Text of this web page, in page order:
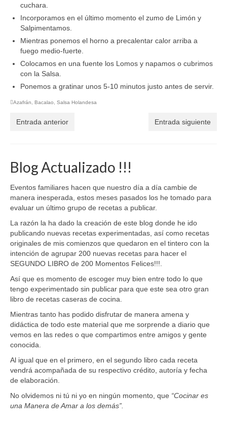
cuchara.
Incorporamos en el último momento el zumo de Limón y
Salpimentamos.
Mientras ponemos el horno a precalentar calor arriba a
fuego medio-fuerte.
Colocamos en una fuente los Lomos y napamos o cubrimos
con la Salsa.
Ponemos a gratinar unos 5-10 minutos justo antes de servir.
Azafrán, Bacalao, Salsa Holandesa
Entrada anterior Entrada siguiente
Blog Actualizado !!!
Eventos familiares hacen que nuestro día a día cambie de
manera inesperada, estos meses pasados los he tomado para
evaluar un último grupo de recetas a publicar.
La razón la ha dado la creación de este blog donde he ido
publicando nuevas recetas experimentadas, así como recetas
originales de mis comienzos que quedaron en el tintero con la
intención de agrupar 200 nuevas recetas para hacer el
SEGUNDO LIBRO de 200 Momentos Felices!!!.
Así que es momento de escoger muy bien entre todo lo que
tengo experimentado sin publicar para que este sea otro gran
libro de recetas caseras de cocina.
Mientras tanto has podido disfrutar de manera amena y
didáctica de todo este material que me sorprende a diario que
vemos en las redes o que compartimos entre amigos y gente
conocida.
Al igual que en el primero, en el segundo libro cada receta
vendrá acompañada de su respectivo crédito, autoría y fecha
de elaboración.
No olvidemos ni tú ni yo en ningún momento, que “Cocinar es
una Manera de Amar a los demás”.